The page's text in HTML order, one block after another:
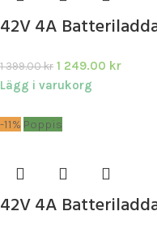
42V 4A
1 399.00kr 1 249.00 kr
Lägg i varukorg
-11% Poppis
42V 4A